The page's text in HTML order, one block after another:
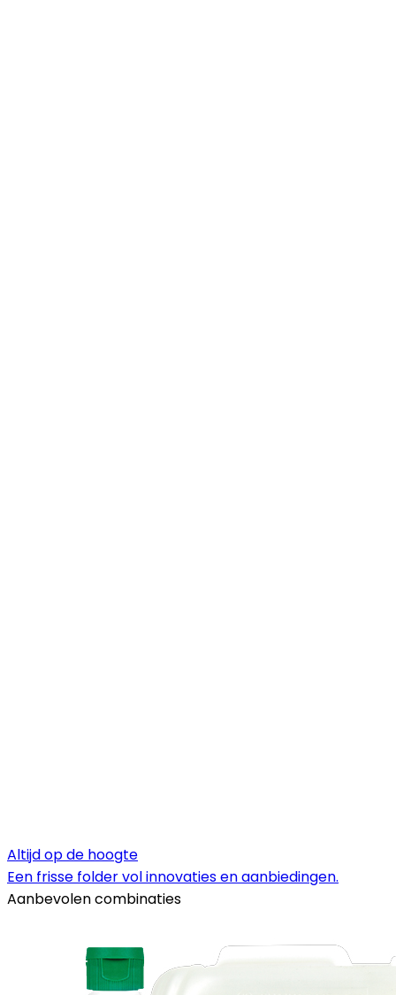
Altijd op de hoogte
Een frisse folder vol innovaties en aanbiedingen.
Aanbevolen combinaties